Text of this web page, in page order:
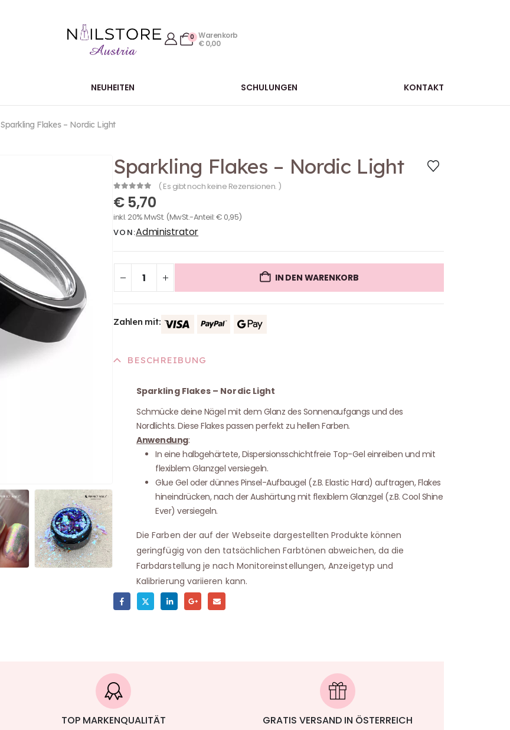
0 Warenkorb
€0,00
NEUHEITEN SCHULUNGEN KONTAKT
Sparkling Flakes – Nordic Light
Sparkling Flakes – Nordic Light
out of 5
( Es gibt noch keine Rezensionen. )
€5,70
inkl. 20% MwSt. (MwSt.-Anteil:€ 0,95)
VON:Administrator
IN DEN WARENKORB
Zahlen mit:
BESCHREIBUNG
Sparkling Flakes – Nordic Light
Schmücke deine Nägel mit dem Glanz des Sonnenaufgangs und des
Nordlichts. Diese Flakes passen perfekt zu hellen Farben.
Anwendung:
In eine halbgehärtete, Dispersionsschichtfreie Top-Gel einreiben und mit
flexiblem Glanzgel versiegeln.
Glue Gel oder dünnes Pinsel-Aufbaugel (z.B. Elastic Hard) auftragen, Flakes
hineindrücken, nach der Aushärtung mit flexiblem Glanzgel (z.B. Cool Shine
Ever) versiegeln.
Die Farben der auf der Webseite dargestellten Produkte können
geringfügig von den tatsächlichen Farbtönen abweichen, da die
Farbdarstellung je nach Monitoreinstellungen, Anzeigetyp und
Kalibrierung variieren kann.
TOP MARKENQUALITÄT GRATIS VERSAND IN ÖSTERREICH